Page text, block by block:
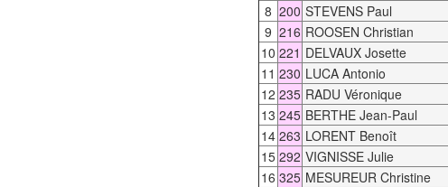
8 200 STEVENS Paul
9 216 ROOSEN Christian
10 221 DELVAUX Josette
11 230 LUCA Antonio
12 235 RADU Véronique
13 245 BERTHE Jean-Paul
14 263 LORENT Benoît
15 292 VIGNISSE Julie
16 325 MESUREUR Christine